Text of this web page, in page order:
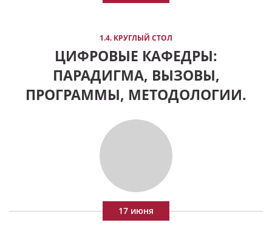
17 июня
1.4. КРУГЛЫЙ СТОЛ
ЦИФРОВЫЕ КАФЕДРЫ:
ПАРАДИГМА, ВЫЗОВЫ,
ПРОГРАММЫ, МЕТОДОЛОГИИ.